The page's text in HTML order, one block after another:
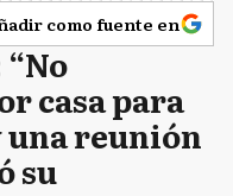
como fuente en
casa para
reunión
su